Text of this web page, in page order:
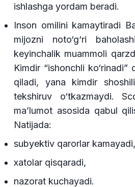
ishlashga yordam beradi.
Inson omilini kamaytiradi
mijozni noto‘g‘ri
keyinchalik muammoli
Kimdir “ishonchli
qiladi, yana kimdir
tekshiruv o‘tkazmaydi.
ma’lumot asosida qabul
Natijada:
subyektiv qarorlar kamayadi,
xatolar qisqaradi,
nazorat kuchayadi.